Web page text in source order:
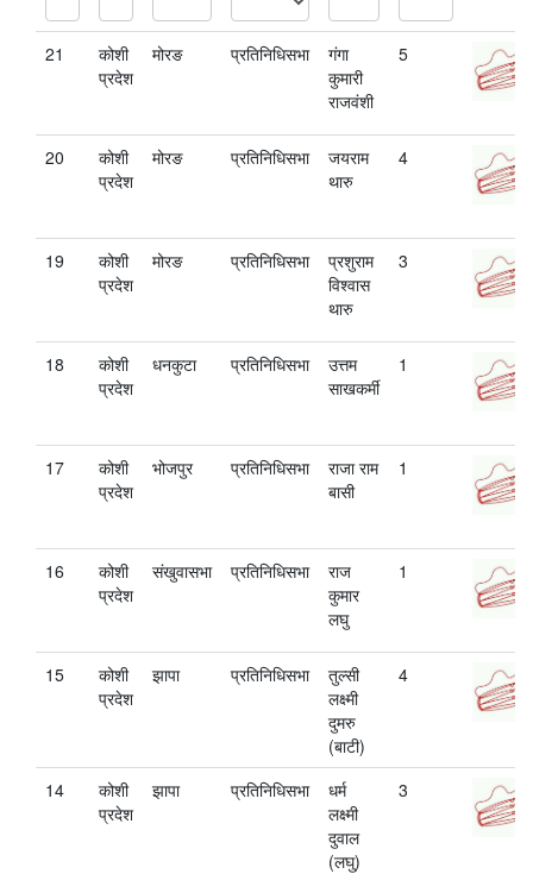
21
कोशी
प्रदेश
मोरङ प्रतिनिधिसभा
गंगा
कुमारी
राजवंशी
5
20
कोशी
प्रदेश
मोरङ प्रतिनिधिसभा
जयराम
थारु
4
19
कोशी
प्रदेश
मोरङ प्रतिनिधिसभा
प्रशुराम
विश्वास
थारु
3
18
कोशी
प्रदेश
धनकुटा प्रतिनिधिसभा
उत्तम
साखकर्मी
1
17
कोशी
प्रदेश
भोजपुर प्रतिनिधिसभा
राजा राम
बासी
1
16
कोशी
प्रदेश
संखुवासभा प्रतिनिधिसभा
राज
कुमार
लघु
1
15
कोशी
प्रदेश
झापा प्रतिनिधिसभा
तुल्सी
लक्ष्मी
दुमरु
(बाटी)
4
14
कोशी
प्रदेश
झापा प्रतिनिधिसभा
धर्म
लक्ष्मी
दुवाल
(लघु)
3